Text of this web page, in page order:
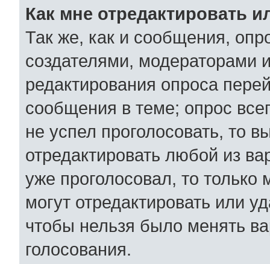
Как мне отредактировать
Так же, как и сообщения,
создателями, модераторами
редактирования опроса
сообщения в теме; опрос
не успел проголосовать, то
отредактировать любой из
уже проголосовал, то
могут отредактировать или
чтобы нельзя было менять
голосования.